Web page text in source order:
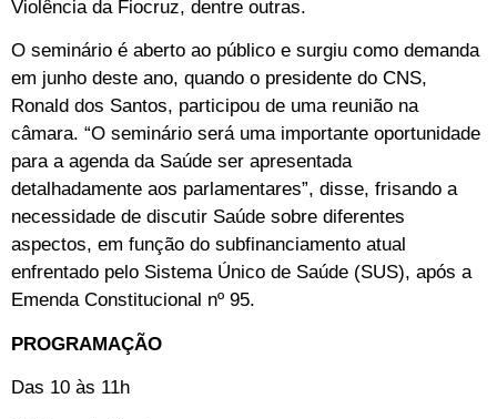
Violência da Fiocruz, dentre outras.
O seminário é aberto ao público e surgiu como demanda
em junho deste ano, quando o presidente do CNS,
Ronald dos Santos, participou de uma reunião na
câmara. “O seminário será uma importante oportunidade
para a agenda da Saúde ser apresentada
detalhadamente aos parlamentares”, disse, frisando a
necessidade de discutir Saúde sobre diferentes
aspectos, em função do subfinanciamento atual
enfrentado pelo Sistema Único de Saúde (SUS), após a
Emenda Constitucional nº 95.
PROGRAMAÇÃO
Das 10 às 11h